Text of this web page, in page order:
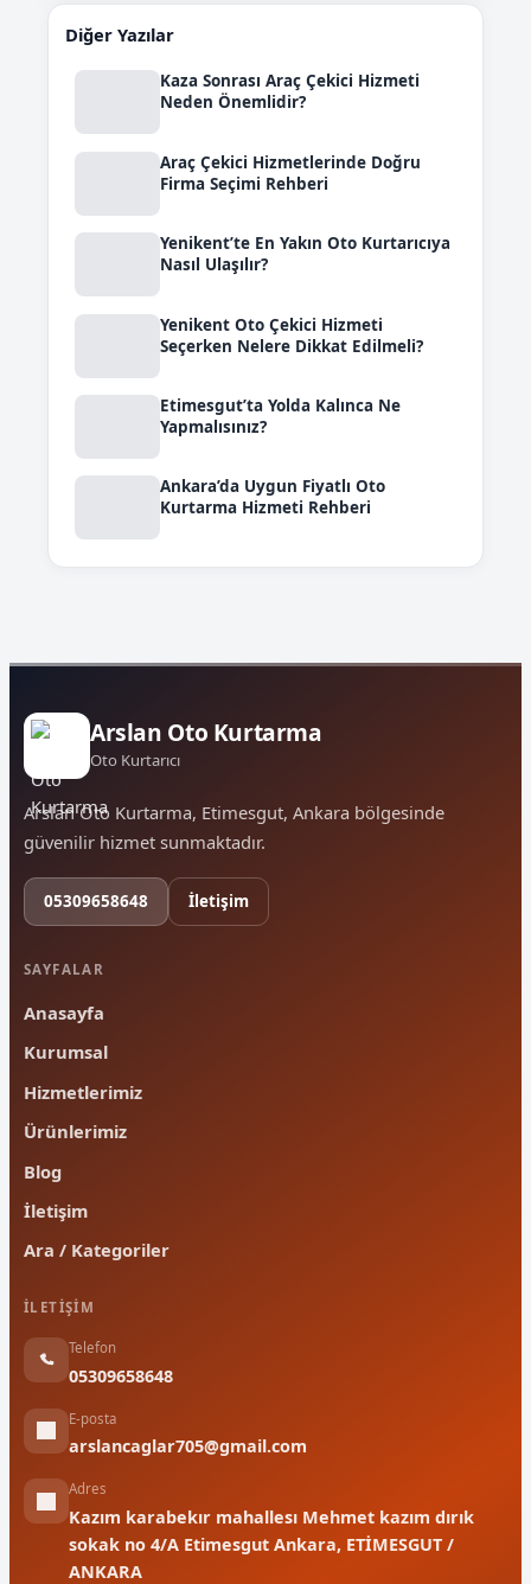
Diğer Yazılar
Kaza Sonrası Araç Çekici Hizmeti
Neden Önemlidir?
Araç Çekici Hizmetlerinde Doğru
Firma Seçimi Rehberi
Yenikent’te En Yakın Oto Kurtarıcıya
Nasıl Ulaşılır?
Yenikent Oto Çekici Hizmeti
Seçerken Nelere Dikkat Edilmeli?
Etimesgut’ta Yolda Kalınca Ne
Yapmalısınız?
Ankara’da Uygun Fiyatlı Oto
Kurtarma Hizmeti Rehberi
Arslan Oto Kurtarma
Oto Kurtarıcı
Arslan Oto Kurtarma, Etimesgut, Ankara bölgesinde
güvenilir hizmet sunmaktadır.
05309658648 İletişim
SAYFALAR
Anasayfa
Kurumsal
Hizmetlerimiz
Ürünlerimiz
Blog
İletişim
Ara / Kategoriler
İLETIŞIM
Telefon
05309658648
E-posta
arslancaglar705@gmail.com
Adres
Kazım karabekır mahallesı Mehmet kazım dırık
sokak no 4/A Etimesgut Ankara, ETİMESGUT /
ANKARA